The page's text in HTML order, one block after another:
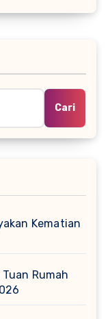
Cari
Kematian
Rumah